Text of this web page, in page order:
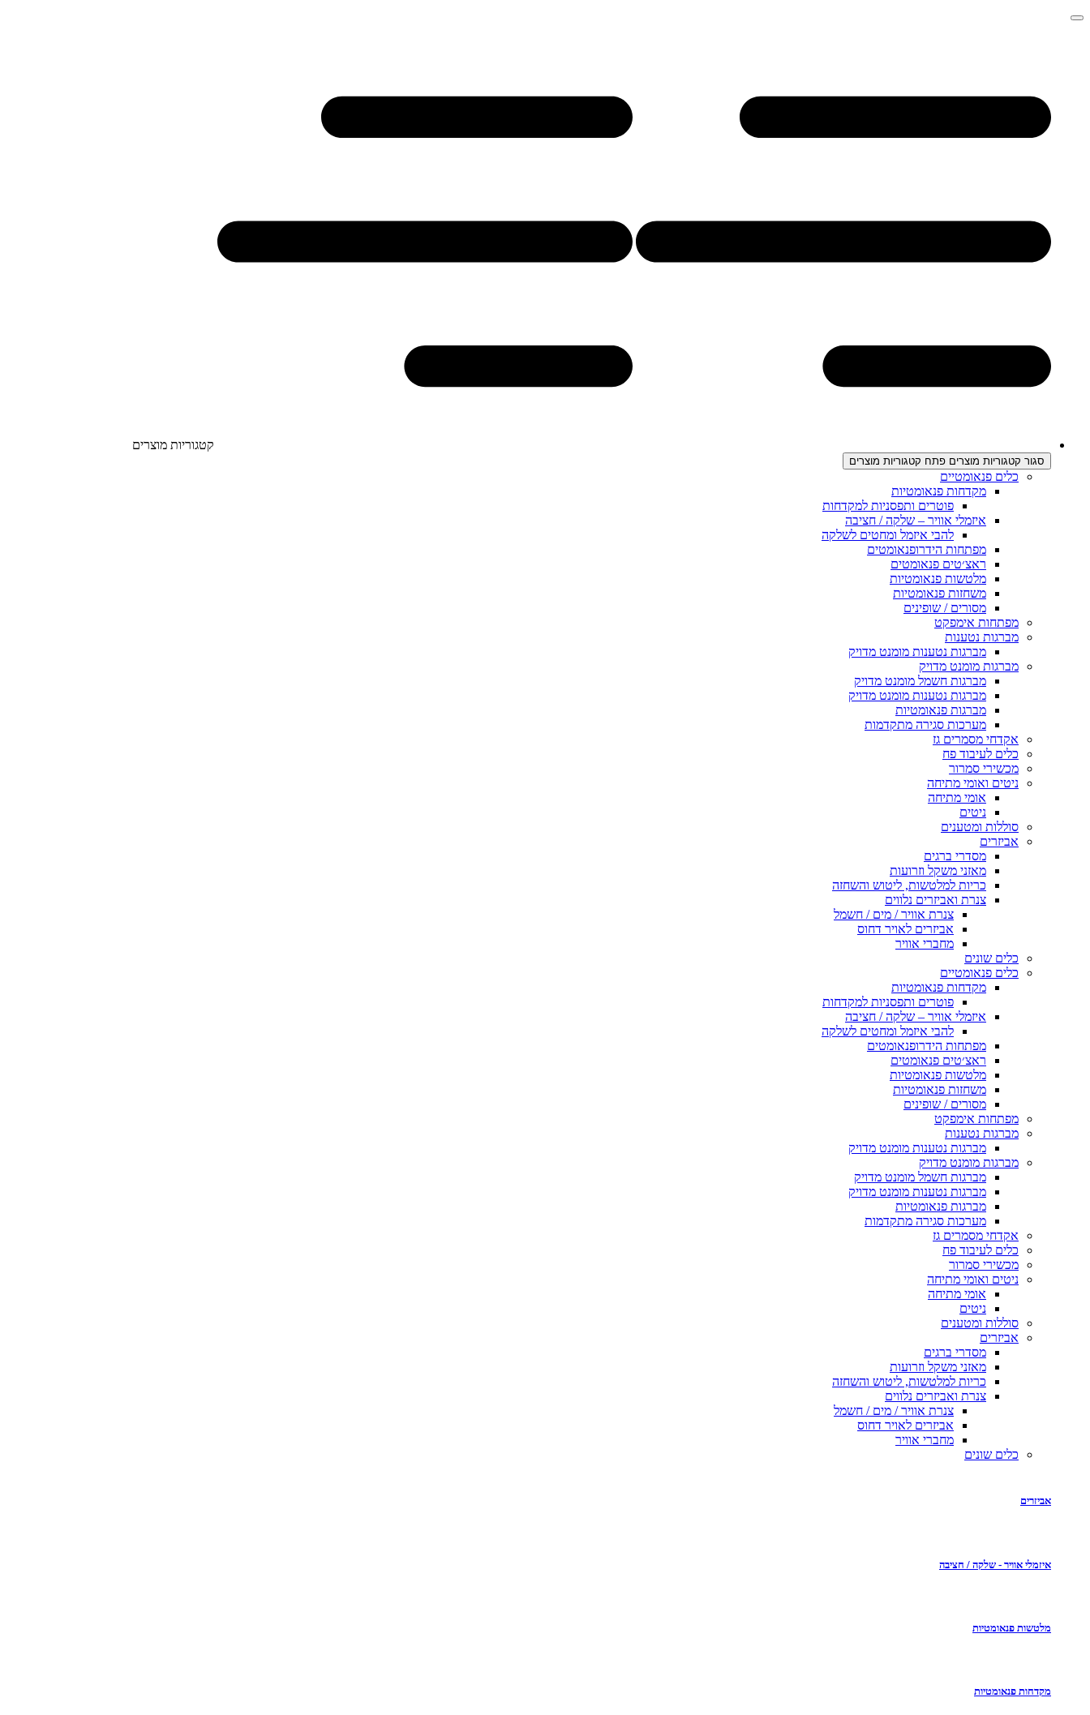
קטגוריות מוצרים
סגור קטגוריות מוצרים פתח קטגוריות מוצרים
כלים פנאומטיים
מקדחות פנאומטיות
פוטרים ותפסניות למקדחות
איזמלי אוויר – שלקה / חציבה
להבי איזמל ומחטים לשלקה
מפתחות הידרופנאומטים
ראצ׳טים פנאומטים
מלטשות פנאומטיות
משחזות פנאומטיות
מסורים / שופינים
מפתחות אימפקט
מברגות נטענות
מברגות נטענות מומנט מדויק
מברגות מומנט מדויק
מברגות חשמל מומנט מדויק
מברגות נטענות מומנט מדויק
מברגות פנאומטיות
מערכות סגירה מתקדמות
אקדחי מסמרים גז
כלים לעיבוד פח
מכשירי סמרור
ניטים ואומי מתיחה
אומי מתיחה
ניטים
סוללות ומטענים
אביזרים
מסדרי ברגים
מאזני משקל וזרועות
כריות למלטשות, ליטוש והשחזה
צנרת ואביזרים נלווים
צנרת אוויר / מים / חשמל
אביזרים לאויר דחוס
מחברי אוויר
כלים שונים
כלים פנאומטיים
מקדחות פנאומטיות
פוטרים ותפסניות למקדחות
איזמלי אוויר – שלקה / חציבה
להבי איזמל ומחטים לשלקה
מפתחות הידרופנאומטים
ראצ׳טים פנאומטים
מלטשות פנאומטיות
משחזות פנאומטיות
מסורים / שופינים
מפתחות אימפקט
מברגות נטענות
מברגות נטענות מומנט מדויק
מברגות מומנט מדויק
מברגות חשמל מומנט מדויק
מברגות נטענות מומנט מדויק
מברגות פנאומטיות
מערכות סגירה מתקדמות
אקדחי מסמרים גז
כלים לעיבוד פח
מכשירי סמרור
ניטים ואומי מתיחה
אומי מתיחה
ניטים
סוללות ומטענים
אביזרים
מסדרי ברגים
מאזני משקל וזרועות
כריות למלטשות, ליטוש והשחזה
צנרת ואביזרים נלווים
צנרת אוויר / מים / חשמל
אביזרים לאויר דחוס
מחברי אוויר
כלים שונים
אביזרים
איזמלי אוויר - שלקה / חציבה
מלטשות פנאומטיות
מקדחות פנאומטיות